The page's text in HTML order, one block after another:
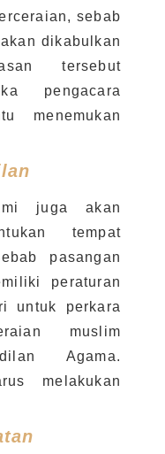
sebab
dikabulkan
tersebut
pengacara
menemukan
juga akan
tempat
pasangan
peraturan
untuk perkara
muslim
Agama.
melakukan